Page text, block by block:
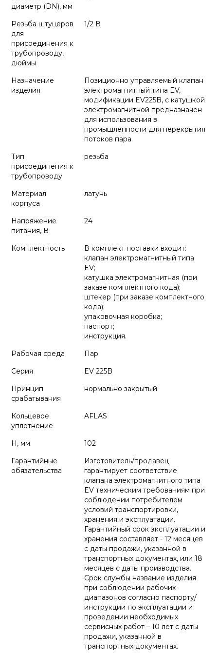
диаметр (DN), мм
Резьба штуцеров
для
присоединения к
трубопроводу,
дюймы
1/2 В
Назначение
изделия
Позиционно управляемый клапан
электромагнитный типа EV,
модификации EV225B, с катушкой
электромагнитной предназначен
для использования в
промышленности для перекрытия
потоков пара.
Тип
присоединения к
трубопроводу
резьба
Материал
корпуса
латунь
Напряжение
питания, В
24
Комплектность
В комплект поставки входит:
клапан электромагнитный типа
EV;
катушка электромагнитная (при
заказе комплектного кода);
штекер (при заказе комплектного
кода);
упаковочная коробка;
паспорт;
инструкция.
Рабочая среда
Пар
Серия
EV 225B
Принцип
срабатывания
нормально закрытый
Кольцевое
уплотнение
AFLAS
H, мм
102
Гарантийные
обязательства
Изготовитель/продавец
гарантирует соответствие
клапана электромагнитного типа
EV техническим требованиям при
соблюдении потребителем
условий транспортировки,
хранения и эксплуатации.
Гарантийный срок эксплуатации и
хранения составляет - 12 месяцев
с даты продажи, указанной в
транспортных документах, или 18
месяцев с даты производства.
Срок службы название изделия
при соблюдении рабочих
диапазонов согласно паспорту/
инструкции по эксплуатации и
проведении необходимых
сервисных работ – 10 лет с даты
продажи, указанной в
транспортных документах.